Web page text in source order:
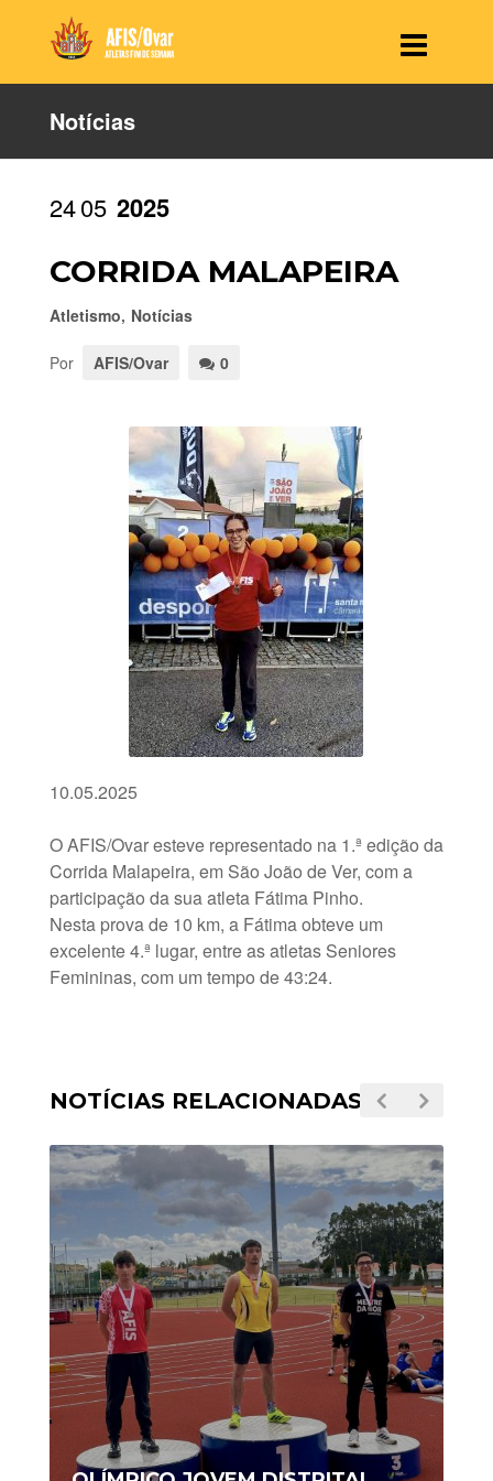
Notícias
2405 2025
CORRIDA MALAPEIRA
Atletismo, Notícias
Por AFIS/Ovar 0
10.05.2025
O AFIS/Ovar esteve representado na 1.ª edição da
Corrida Malapeira, em São João de Ver, com a
participação da sua atleta Fátima Pinho.
Nesta prova de 10 km, a Fátima obteve um
excelente 4.ª lugar, entre as atletas Seniores
Femininas, com um tempo de 43:24.
NOTÍCIAS RELACIONADAS